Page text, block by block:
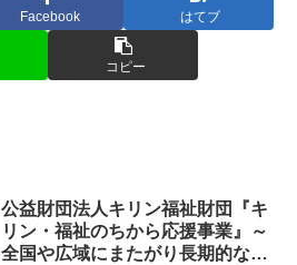
Facebook はてブ
コピー
公益財団法人キリン福祉財団『キ
リン・福祉のちから応援事業』～
全国や広域にまたがり長期的な視